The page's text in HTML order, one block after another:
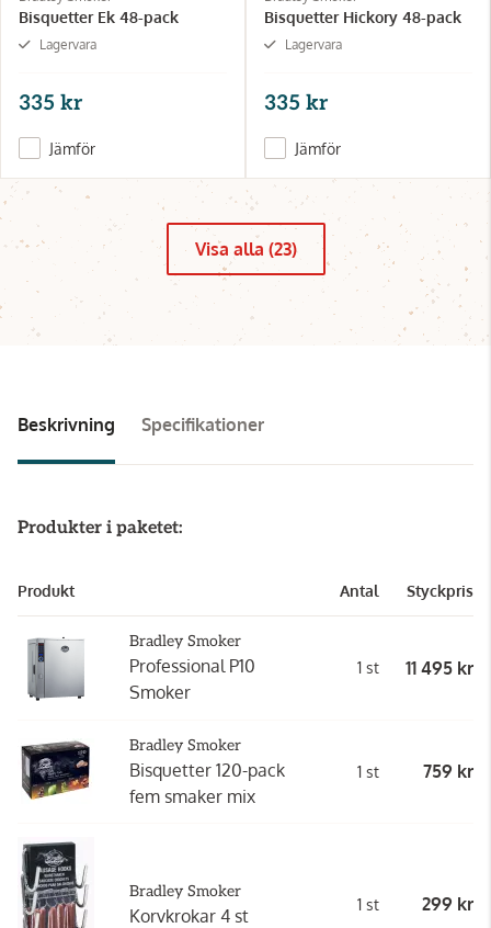
Bisquetter Ek 48-pack
Lagervara
335 kr
Jämför
Bisquetter Hickory 48-pack
Lagervara
335 kr
Jämför
Visa alla (23)
Beskrivning Specifikationer
Produkter i paketet:
Produkt Antal Styckpris
Bradley Smoker
Professional P10
Smoker
1 st 11 495 kr
Bradley Smoker
Bisquetter 120-pack
fem smaker mix
1 st 759 kr
Bradley Smoker
Korvkrokar 4 st
1 st 299 kr